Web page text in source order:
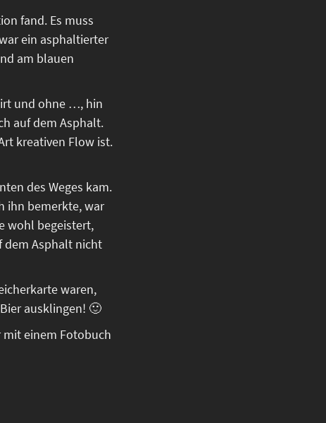
fand. Es muss
ein asphaltierter
am blauen
und ohne …, hin
auf dem Asphalt.
kreativen Flow ist.
des Weges kam.
ihn bemerkte, war
wohl begeistert,
dem Asphalt nicht
waren,
ausklingen! 🙂
mit einem Fotobuch